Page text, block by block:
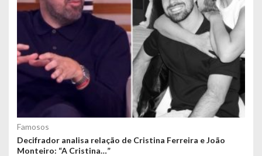
Famosos
Decifrador analisa relação de Cristina Ferreira e João
Monteiro: “A Cristina…”